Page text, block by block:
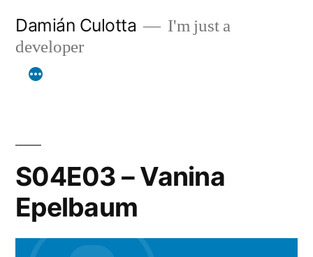
contenido
Damián Culotta
I'm just a
developer
S04E03 – Vanina
Epelbaum